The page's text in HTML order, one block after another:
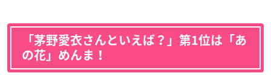
「茅野愛衣さんといえば？」第1位は「あ
の花」めんま！